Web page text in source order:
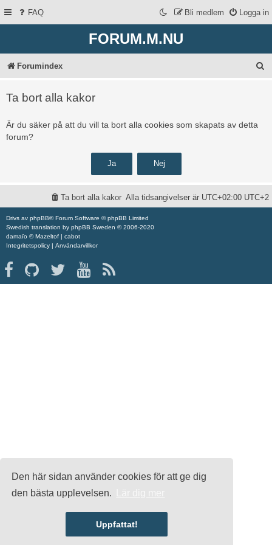
Den här sidan använder cookies för att ge dig
den bästa upplevelsen.
Uppfattat!
FAQ Logga in
Bli medlem
FORUM.M.NU
Forumindex
Ta bort alla kakor
Är du säker på att du vill ta bort alla cookies som skapats av detta
forum?
Alla tidsangivelser är UTC+02:00 UTC+2
Ta bort alla kakor
Drivs av phpBB® Forum Software © phpBB Limited
Swedish translation by phpBB Sweden © 2006-2020
damaïo ©Mazeltof | cabot
Integritetspolicy | Användarvillkor